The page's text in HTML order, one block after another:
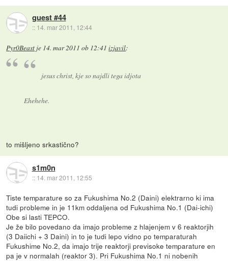
guest #44
:: 14. mar 2011, 12:44
Pyr0Beast je 14. mar 2011 ob 12:41 izjavil:
jesus christ, kje so najdli tega idjota
Ehehehe.
to mišljeno srkastično?
s1m0n
:: 14. mar 2011, 12:55
Tiste temparature so za Fukushima No.2 (Daini) elektrarno ki ima
tudi probleme in je 11km oddaljena od Fukushima No.1 (Dai-ichi)
Obe si lasti TEPCO.
Je že bilo povedano da imajo probleme z hlajenjem v 6 reaktorjih
(3 Daiichi + 3 Daini) in to je tudi lepo vidno po temparaturah
Fukushime No.2, da imajo trije reaktorji previsoke temparature en
pa je v normalah (reaktor 3). Pri Fukushima No.1 ni nobenih